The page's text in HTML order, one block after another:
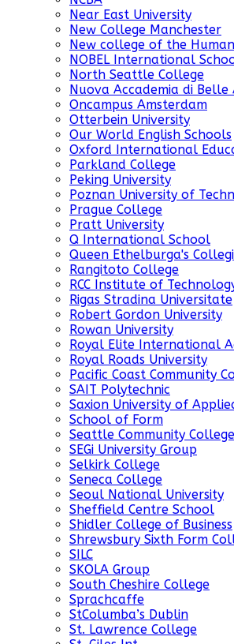
Near East University
New College Manchester
New college of the
NOBEL International
North Seattle College
Nuova Accademia di
Oncampus Amsterdam
Otterbein University
Our World English Schools
Oxford International
Parkland College
Peking University
Poznan University of
Prague College
Pratt University
Q International School
Queen Ethelburga's
Rangitoto College
RCC Institute of
Rigas Stradina Universitate
Robert Gordon University
Rowan University
Royal Elite International
Royal Roads University
Pacific Coast Community
SAIT Polytechnic
Saxion University of
School of Form
Seattle Community
SEGi University Group
Selkirk College
Seneca College
Seoul National University
Sheffield Centre School
Shidler College of Business
Shrewsbury Sixth Form
SILC
SKOLA Group
South Cheshire College
Sprachcaffe
StColumba’s Dublin
St. Lawrence College